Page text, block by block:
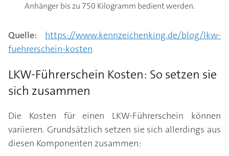
Anhänger bis zu 750 Kilogramm bedient werden.
Quelle: https://www.kennzeichenking.de/blog/lkw-
fuehrerschein-kosten
LKW-Führerschein Kosten: So setzen sie
sich zusammen
Die Kosten für einen LKW-Führerschein können
variieren. Grundsätzlich setzen sie sich allerdings aus
diesen Komponenten zusammen: